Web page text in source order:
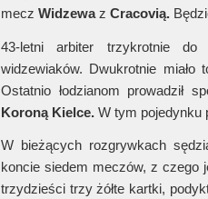
mecz Widzewaz Cracovią.
43-letni arbiter trzykrotnie
widzewiaków. Dwukrotnie
Ostatnio łodzianom prowadził
Koroną Kielce. W tym pojedynku
W bieżących rozgrywkach
koncie siedem meczów, z czego
trzydzieści trzy żółte kartki,